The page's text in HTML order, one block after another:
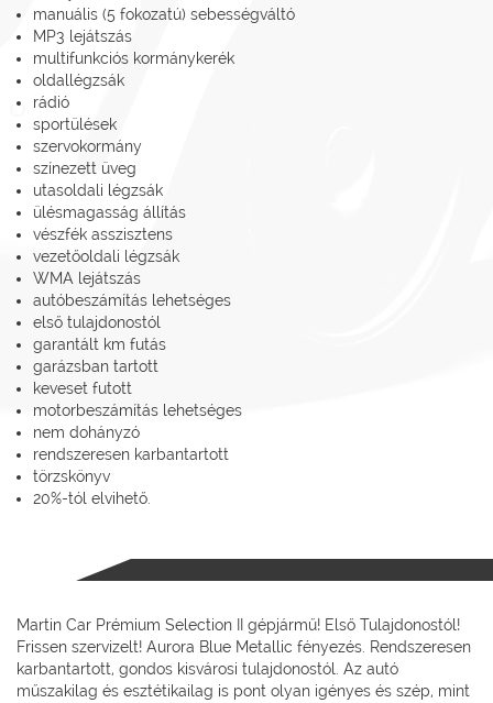
manuális (5 fokozatú) sebességváltó
MP3 lejátszás
multifunkciós kormánykerék
oldallégzsák
rádió
sportülések
szervokormány
színezett üveg
utasoldali légzsák
ülésmagasság állítás
vészfék asszisztens
vezetőoldali légzsák
WMA lejátszás
autóbeszámítás lehetséges
első tulajdonostól
garantált km futás
garázsban tartott
keveset futott
motorbeszámítás lehetséges
nem dohányzó
rendszeresen karbantartott
törzskönyv
20%-tól elvihető.
Martin Car Prémium Selection II gépjármű! Első Tulajdonostól!
Frissen szervizelt! Aurora Blue Metallic fényezés. Rendszeresen
karbantartott, gondos kisvárosi tulajdonostól. Az autó
műszakilag és esztétikailag is pont olyan igényes és szép, mint